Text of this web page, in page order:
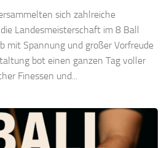
sich zahlreiche
Landesmeisterschaft im 8 Ball
mit Spannung und großer Vorfreude
bot einen ganzen Tag voller
Finessen und...